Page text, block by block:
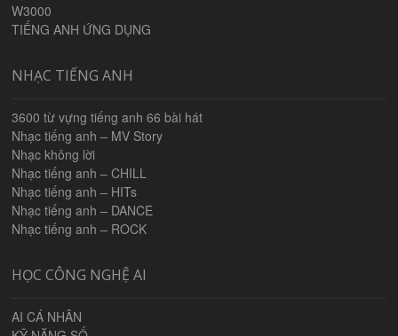
W3000
TIẾNG ANH ỨNG DỤNG
NHẠC TIẾNG ANH
3600 từ vựng tiếng anh 66 bài hát
Nhạc tiếng anh – MV Story
Nhạc không lời
Nhạc tiếng anh – CHILL
Nhạc tiếng anh – HITs
Nhạc tiếng anh – DANCE
Nhạc tiếng anh – ROCK
HỌC CÔNG NGHỆ AI
AI CÁ NHÂN